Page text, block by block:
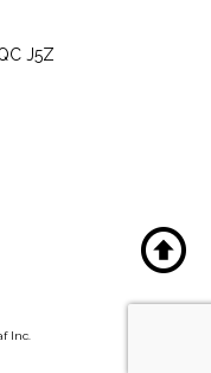
J5Z
Inc.